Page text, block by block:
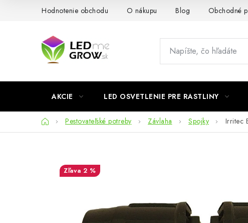
Hodnotenie obchodu O nákupu Blog Obchodné
AKCIE LED OSVETLENIE PRE RASTLINY
DomovPestovateľské potreby Závlaha Spojky Irritec
2 %